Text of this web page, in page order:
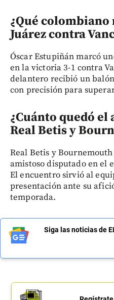
¿Qué colombiano
Juárez contra
Óscar Estupiñán marcó
en la victoria 3-1 contra
delantero recibió un
con precisión para
¿Cuánto quedó
Real Betis y
Real Betis y
amistoso disputado en el
El encuentro sirvió al
presentación ante su
temporada.
Siga las noticias de